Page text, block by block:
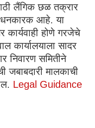
लैंगिक छळ तक्रार
आहे. या
कार्यवाही होणे गरजेचे
कार्यालयाला सादर
समितीने
मालकाची
Legal Guidance